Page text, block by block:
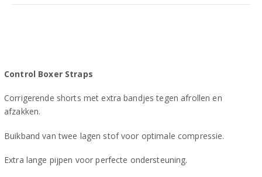
Control Boxer Straps
Corrigerende shorts met extra bandjes tegen afrollen en
afzakken.
Buikband van twee lagen stof voor optimale compressie.
Extra lange pijpen voor perfecte ondersteuning.